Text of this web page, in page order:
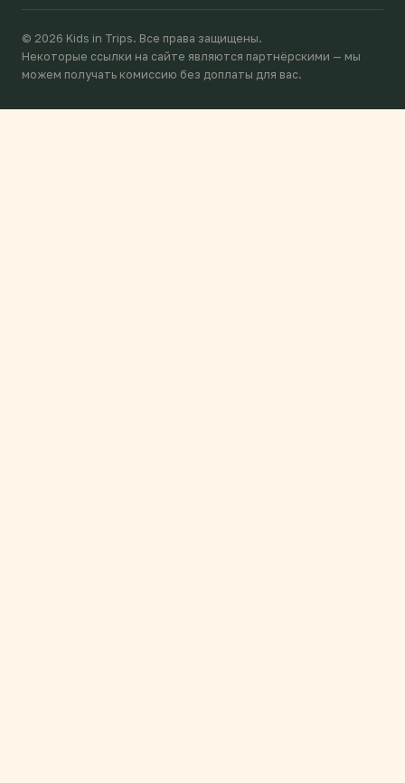
© 2026 Kids in Trips. Все права защищены.
Некоторые ссылки на сайте являются партнёрскими — мы
можем получать комиссию без доплаты для вас.